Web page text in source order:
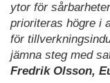
ytor för
prioriteras högre i
för
jämna steg med
Fredrik Olsson,